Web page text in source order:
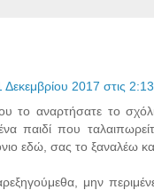
Δεκεμβρίου 2017 στις 2:13
το αναρτήσατε το
παιδί που
εδώ, σας το ξαναλέω
μην